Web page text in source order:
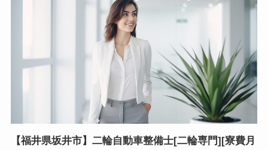
【福井県坂井市】二輪自動車整備士[二輪専門][寮費月